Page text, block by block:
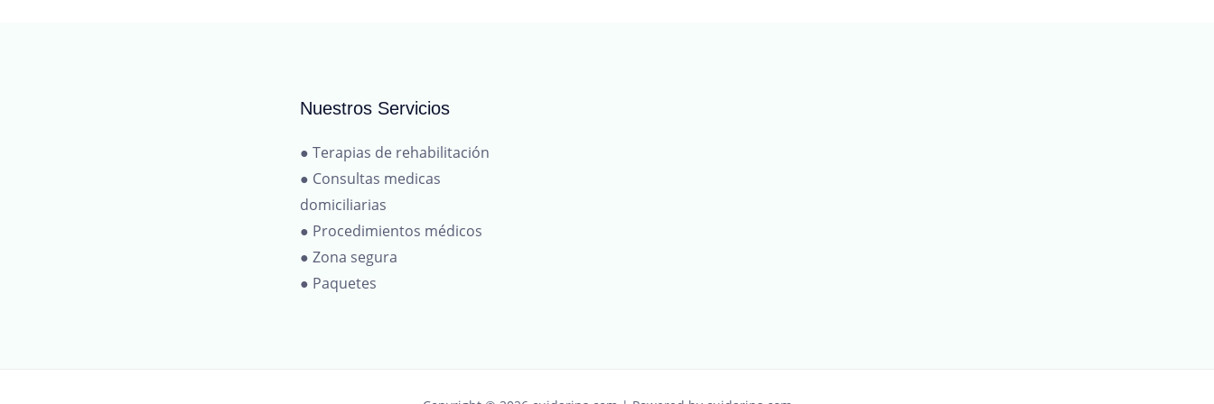
Nuestros Servicios
● Terapias de rehabilitación
● Consultas medicas
domiciliarias
● Procedimientos médicos
● Zona segura
● Paquetes